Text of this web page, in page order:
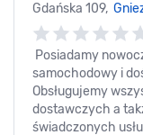
Gdańska 109,
Posiadamy
samochodowy i
Obsługujemy
dostawczych a
świadczonych